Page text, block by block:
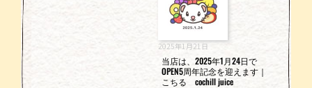
2025年1月21日
当店は、2025年1月24日で
OPEN5周年記念を迎えます｜
こちる cochill juice